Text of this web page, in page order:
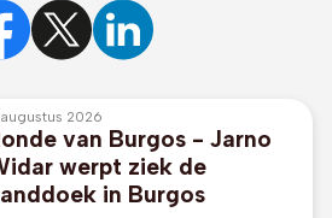
2026
van Burgos - Jarno
werpt ziek de
in Burgos